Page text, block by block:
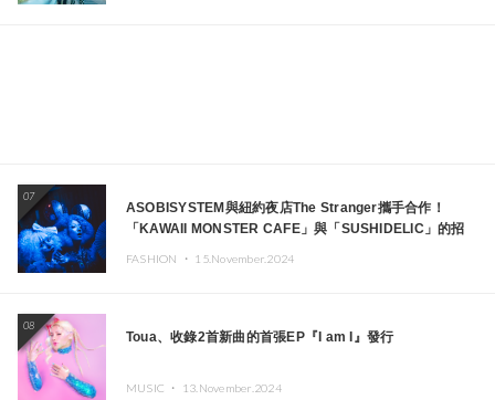
07
ASOBISYSTEM與紐約夜店The Stranger攜手合作！
「KAWAII MONSTER CAFE」與「SUSHIDELIC」的招
FASHION ・ 15.November.2024
08
Toua、收錄2首新曲的首張EP『I am I』發行
MUSIC ・ 13.November.2024